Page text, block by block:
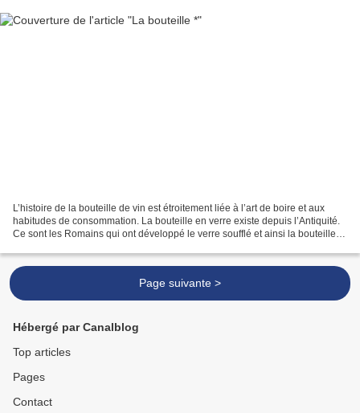
L’histoire de la bouteille de vin est étroitement liée à l’art de boire et aux
habitudes de consommation. La bouteille en verre existe depuis l’Antiquité.
Ce sont les Romains qui ont développé le verre soufflé et ainsi la bouteille.
Page suivante >
Hébergé par Canalblog
Top articles
Pages
Contact